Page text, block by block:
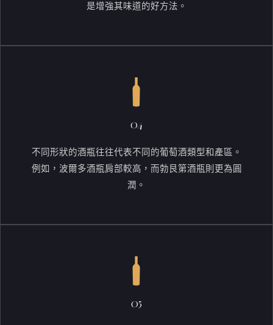
是增強其味道的好方法。
04
不同形狀的酒瓶往往代表不同的葡萄酒類型和產區。
例如，波爾多酒瓶肩部較高，而勃艮第酒瓶則更為圓
潤。
05